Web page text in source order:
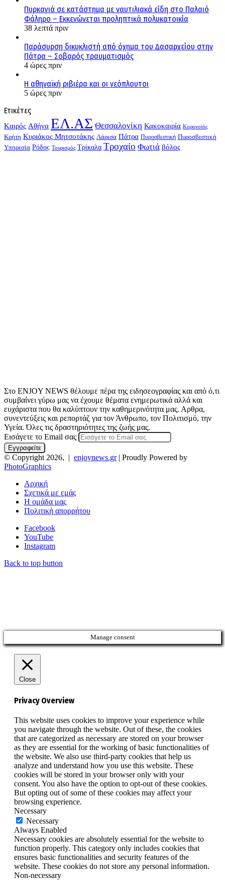
Πυρκαγιά σε κατάστημα με ναυτιλιακά είδη στο Παλαιό
Φάληρο – Εκκενώνεται προληπτικά πολυκατοικία
38 λεπτά πριν
Παράσυρση δικυκλιστή από όχημα του Δασαρχείου στην
Πάτρα – Σοβαρός τραυματισμός
4 ώρες πριν
Η αθηναϊκή ριβιέρα και οι νεόπλουτοι
5 ώρες πριν
Ετικέτες
Kαιρός Αθήνα ΕΛ.ΑΣ Θεσσαλονίκη Κακοκαιρία Κορονοϊός
Κρήτη Κυριάκος Μητσοτάκης Λάρισα Πάτρα Πυροσβεστική Πυροσβεστική
Υπηρεσία Ρόδος Τουρισμός Τρίκαλα Τροχαίο Φωτιά βόλος
Στο ENJOY NEWS θέλουμε πέρα της ειδησεογραφίας και από ό,τι
συμβαίνει γύρω μας να έχουμε θέματα ενημερωτικά αλλά και
ευχάριστα που θα καλύπτουν την καθημερινότητα μας. Αρθρα,
συνεντεύξεις και ρεπορτάζ για τον Άνθρωπο, τον Πολιτισμό, την
Υγεία. Όλες τις δραστηριότητες της ζωής μας.
Εισάγετε το Email σας
© Copyright 2026, | enjoynews.gr| Proudly Powered by
PhotoGraphics
Αρχική
Σχετικά με εμάς
Η ομάδα μας
Πολιτική απορρήτου
Facebook
YouTube
Instagram
Back to top button
Manage consent
Close
Privacy Overview
This website uses cookies to improve your experience while
you navigate through the website. Out of these, the cookies
that are categorized as necessary are stored on your browser
as they are essential for the working of basic functionalities of
the website. We also use third-party cookies that help us
analyze and understand how you use this website. These
cookies will be stored in your browser only with your
consent. You also have the option to opt-out of these cookies.
But opting out of some of these cookies may affect your
browsing experience.
Necessary
Necessary
Always Enabled
Necessary cookies are absolutely essential for the website to
function properly. This category only includes cookies that
ensures basic functionalities and security features of the
website. These cookies do not store any personal information.
Non-necessary